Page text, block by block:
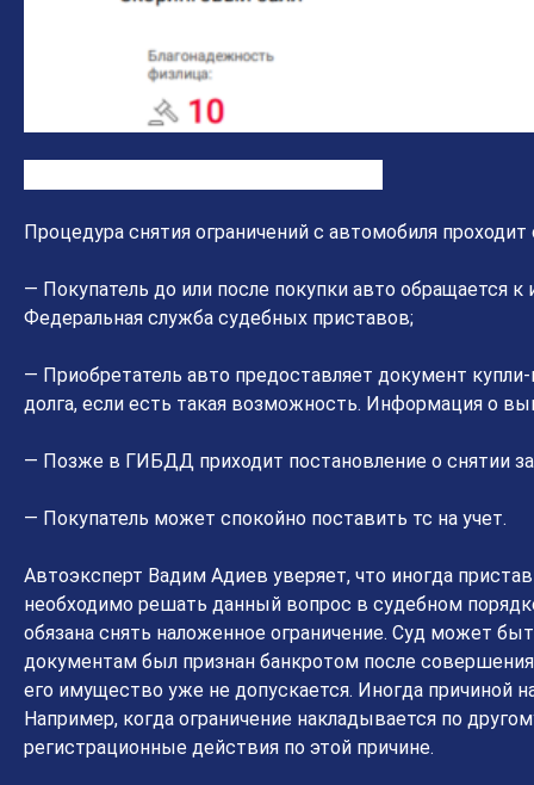
Процедура снятия ограничений с автомобиля
— Покупатель до или после покупки авто обращается
Федеральная служба судебных приставов;
— Приобретатель авто предоставляет документ
долга, если есть такая возможность. Информация о
— Позже в ГИБДД приходит постановление о снятии
— Покупатель может спокойно поставить тс на учет.
Автоэксперт Вадим Адиев уверяет, что иногда
необходимо решать данный вопрос в судебном
обязана снять наложенное ограничение. Суд может
документам был признан банкротом после
его имущество уже не допускается. Иногда причиной
Например, когда ограничение накладывается по
регистрационные действия по этой причине.